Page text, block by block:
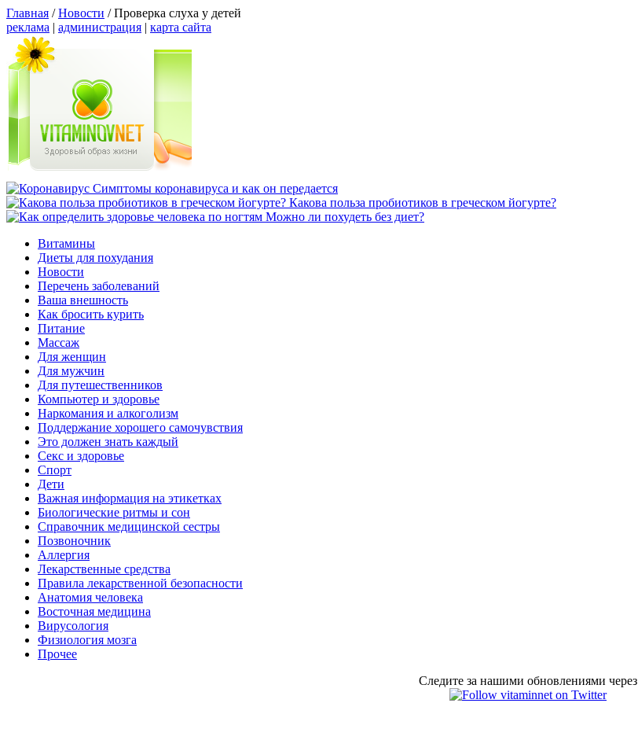
Главная /Новости /Проверка слуха у детей
реклама | администрация | карта сайта
Симптомы коронавируса и как он передается
Какова польза пробиотиков в греческом йогурте?
Можно ли похудеть без диет?
Витамины
Диеты для похудания
Новости
Перечень заболеваний
Ваша внешность
Как бросить курить
Питание
Массаж
Для женщин
Для мужчин
Для путешественников
Компьютер и здоровье
Наркомания и алкоголизм
Поддержание хорошего самочувствия
Это должен знать каждый
Секс и здоровье
Спорт
Дети
Важная информация на этикетках
Биологические ритмы и сон
Справочник медицинской сестры
Позвоночник
Аллергия
Лекарственные средства
Правила лекарственной безопасности
Aнатомия человека
Восточная медицина
Вирусология
Физиология мозга
Прочее
Следите за нашими обновлениями через